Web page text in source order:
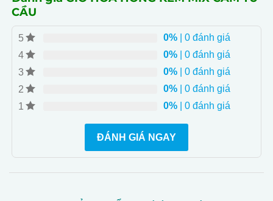
CẦU
5 0%| 0 đánh giá
4
0%| 0 đánh giá
3
0%| 0 đánh giá
2
0%| 0 đánh giá
1
0%| 0 đánh giá
ĐÁNH GIÁ NGAY